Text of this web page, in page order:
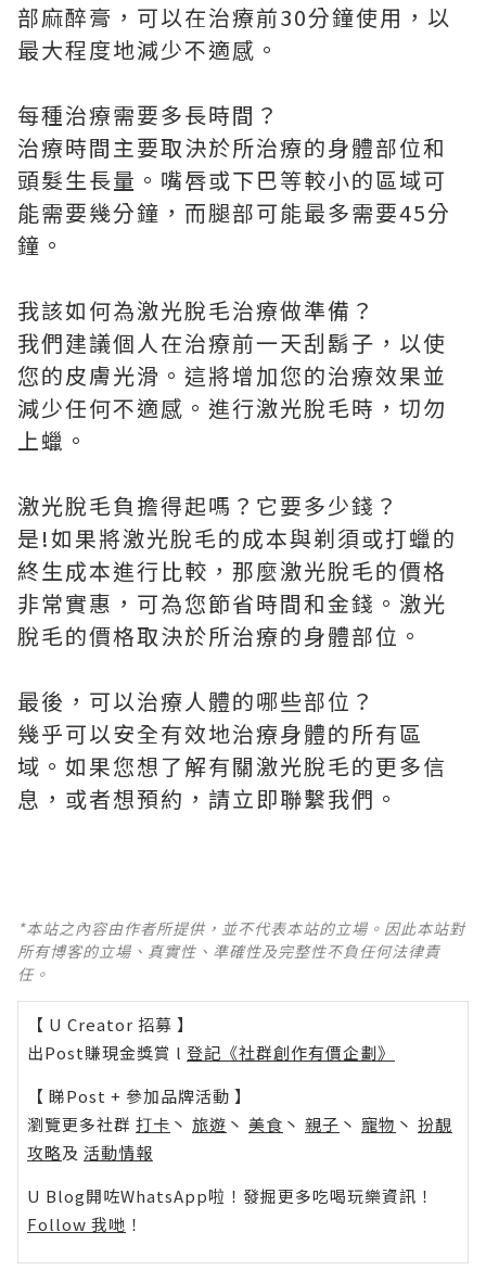
部麻醉膏，可以在治療前30分鐘使用，以
最大程度地減少不適感。
每種治療需要多長時間？
治療時間主要取決於所治療的身體部位和
頭髮生長量。嘴唇或下巴等較小的區域可
能需要幾分鐘，而腿部可能最多需要45分
鐘。
我該如何為激光脫毛治療做準備？
我們建議個人在治療前一天刮鬍子，以使
您的皮膚光滑。這將增加您的治療效果並
減少任何不適感。進行激光脫毛時，切勿
上蠟。
激光脫毛負擔得起嗎？它要多少錢？
是!如果將激光脫毛的成本與剃須或打蠟的
終生成本進行比較，那麼激光脫毛的價格
非常實惠，可為您節省時間和金錢。激光
脫毛的價格取決於所治療的身體部位。
最後，可以治療人體的哪些部位？
幾乎可以安全有效地治療身體的所有區
域。如果您想了解有關激光脫毛的更多信
息，或者想預約，請立即聯繫我們。
*本站之內容由作者所提供，並不代表本站的立場。因此本站對
所有博客的立場、真實性、準確性及完整性不負任何法律責
任。
【 U Creator 招募 】
出Post賺現金獎賞 l 登記《社群創作有價企劃》
【 睇Post + 參加品牌活動 】
瀏覽更多社群 打卡 丶 旅遊 丶 美食 丶 親子 丶 寵物 丶 扮靚
攻略及 活動情報
U Blog開咗WhatsApp啦！發掘更多吃喝玩樂資訊！
Follow 我哋 ！